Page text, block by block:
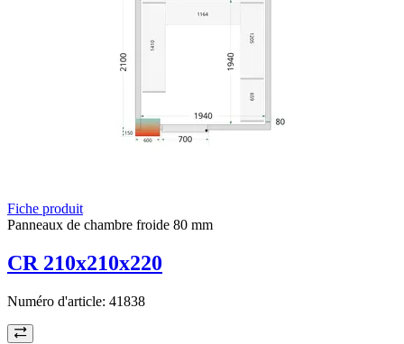
Fiche produit
Panneaux de chambre froide 80 mm
CR 210x210x220
Numéro d'article: 41838